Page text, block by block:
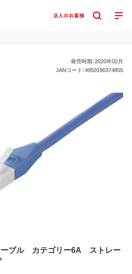
発売時期：2020年02月
JANコード：4950190374855
ーブル カテゴリー6A ストレー